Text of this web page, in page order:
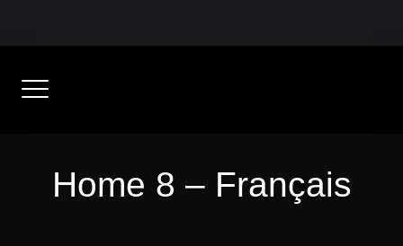
Home 8 – Français